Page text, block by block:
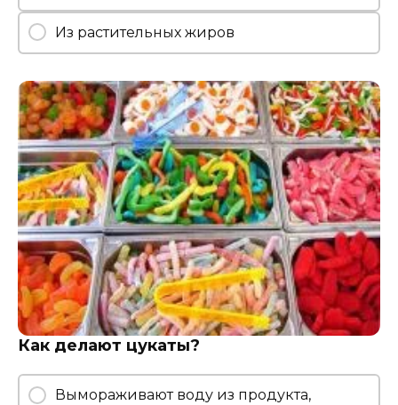
Из растительных жиров
Как делают цукаты?
Вымораживают воду из продукта,